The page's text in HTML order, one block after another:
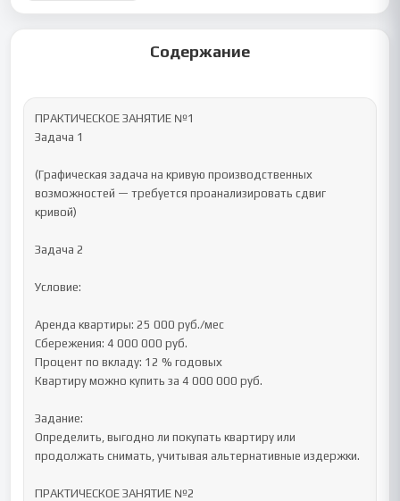
Содержание
ПРАКТИЧЕСКОЕ ЗАНЯТИЕ №1
Задача 1
(Графическая задача на кривую производственных
возможностей — требуется проанализировать сдвиг
кривой)
Задача 2
Условие:
Аренда квартиры: 25 000 руб./мес
Сбережения: 4 000 000 руб.
Процент по вкладу: 12 % годовых
Квартиру можно купить за 4 000 000 руб.
Задание:
Определить, выгодно ли покупать квартиру или
продолжать снимать, учитывая альтернативные издержки.
ПРАКТИЧЕСКОЕ ЗАНЯТИЕ №2